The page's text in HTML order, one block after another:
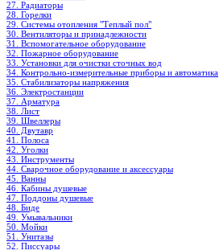
27. Радиаторы
28. Горелки
29. Системы отопления "Теплый пол"
30. Вентиляторы и принадлежности
31. Вспомогательное оборудование
32. Пожарное оборудование
33. Установки для очистки сточных вод
34. Контрольно-измерительные приборы и автоматика
35. Стабилизаторы напряжения
36. Электростанции
37. Арматура
38. Лист
39. Швеллеры
40. Двутавр
41. Полоса
42. Уголки
43. Инструменты
44. Сварочное оборудование и аксессуары
45. Ванны
46. Кабины душевые
47. Поддоны душевые
48. Биде
49. Умывальники
50. Мойки
51. Унитазы
52. Писсуары